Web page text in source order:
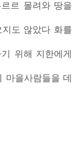
르 몰려와 땅을
도 않았다 화를
위해 지한에게
을사람들을 데